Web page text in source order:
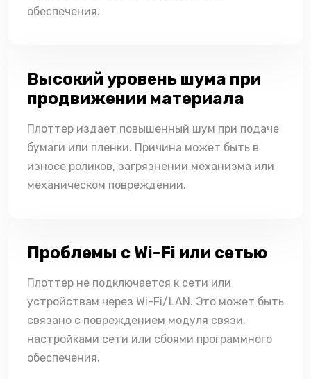
обеспечения.
Высокий уровень шума при
продвижении материала
Плоттер издает повышенный шум при подаче
бумаги или пленки. Причина может быть в
износе роликов, загрязнении механизма или
механическом повреждении.
Проблемы с Wi-Fi или сетью
Плоттер не подключается к сети или
устройствам через Wi-Fi/LAN. Это может быть
связано с повреждением модуля связи,
настройками сети или сбоями программного
обеспечения.